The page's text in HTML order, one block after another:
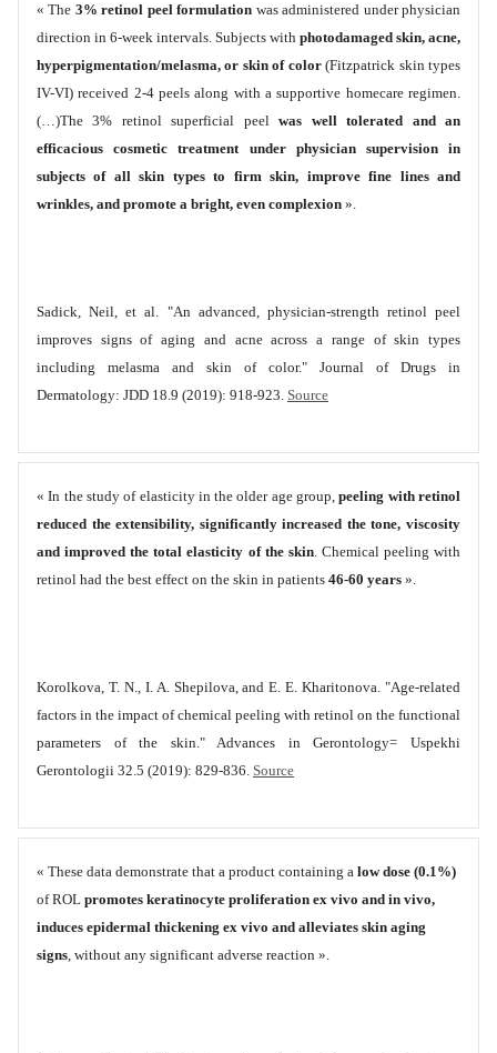
« The 3% retinol peel formulation was administered under physician
direction in 6-week intervals. Subjects with photodamaged skin, acne,
hyperpigmentation/melasma, or skin of color(Fitzpatrick skin types
IV-VI) received 2-4 peels along with a supportive homecare regimen.
(…)The 3% retinol superficial peelwas well tolerated and an
efficacious cosmetic treatment under physician supervision in
subjects of all skin types to firm skin, improve fine lines and
wrinkles, and promote a bright, even complexion ».
Sadick, Neil, et al. "An advanced, physician-strength retinol peel
improves signs of aging and acne across a range of skin types
including melasma and skin of color." Journal of Drugs in
Dermatology: JDD 18.9 (2019): 918-923. Source
« In the study of elasticity in the older age group,peeling with retinol
reduced the extensibility, significantly increased the tone, viscosity
and improved the total elasticity of the skin. Chemical peeling with
retinol had the best effect on the skin in patients 46-60 years ».
Korolkova, T. N., I. A. Shepilova, and E. E. Kharitonova. "Age-related
factors in the impact of chemical peeling with retinol on the functional
parameters of the skin." Advances in Gerontology= Uspekhi
Gerontologii 32.5 (2019): 829-836. Source
« These data demonstrate that a product containing a low dose (0.1%)
of ROL promotes keratinocyte proliferation ex vivo and in vivo,
induces epidermal thickening ex vivo and alleviates skin aging
signs, without any significant adverse reaction ».